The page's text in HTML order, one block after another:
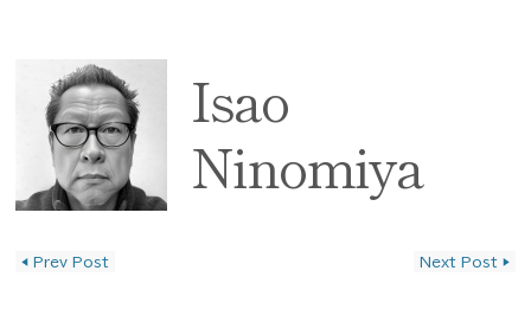
Isao
Ninomiya
◀ Prev Post Next Post ▶